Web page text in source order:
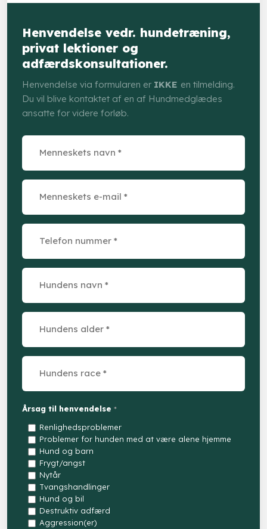
Henvendelse vedr. hundetræning,
privat lektioner og
adfærdskonsultationer.
Henvendelse via formularen er IKKE en tilmelding.
Du vil blive kontaktet af en af Hundmedglædes
ansatte for videre forløb.
Årsag til henvendelse *
Renlighedsproblemer
Problemer for hunden med at være alene hjemme
Hund og barn
Frygt/angst
Nytår
Tvangshandlinger
Hund og bil
Destruktiv adfærd
Aggression(er)